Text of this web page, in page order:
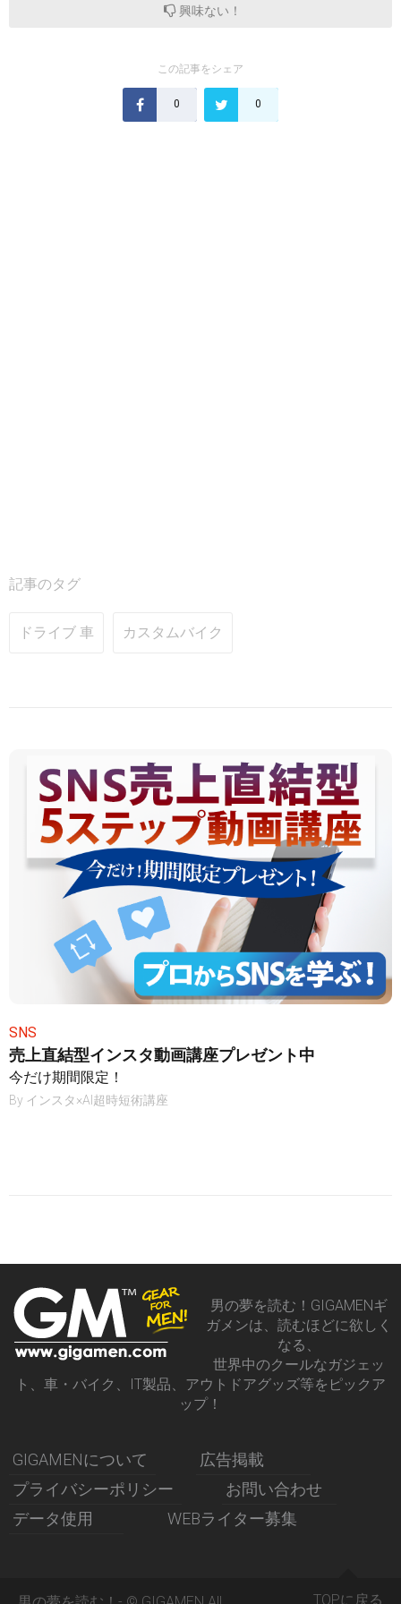
興味ない！
この記事をシェア
0 0
記事のタグ
ドライブ 車 カスタムバイク
SNS
売上直結型インスタ動画講座プレゼント中
今だけ期間限定！
By インスタ×AI超時短術講座
男の夢を読む！GIGAMENギ
ガメンは、読むほどに欲しく
なる、
世界中のクールなガジェッ
ト、車・バイク、IT製品、アウトドアグッズ等をピックア
ップ！
GIGAMENについて
広告掲載
プライバシーポリシー
お問い合わせ
データ使用
WEBライター募集
TOPに戻る